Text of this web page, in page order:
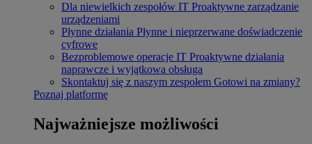
Dla niewielkich zespołów IT Proaktywne zarządzanie
urządzeniami
Płynne działania Płynne i nieprzerwane doświadczenie
cyfrowe
Bezproblemowe operacje IT Proaktywne działania
naprawcze i wyjątkowa obsługa
Skontaktuj się z naszym zespołem Gotowi na zmiany?
Poznaj platformę
Najważniejsze możliwości